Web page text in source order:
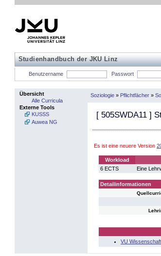
Studienhandbuch der JKU Linz
Benutzername Passwort
Übersicht
Alle Curricula
Externe Tools
KUSSS
Auwea NG
Soziologie » Pflichtfächer »
[ 505SWDA11 ]
Es ist eine neuere Version
Workload
6 ECTS
Eine
Detailinformationen
VU